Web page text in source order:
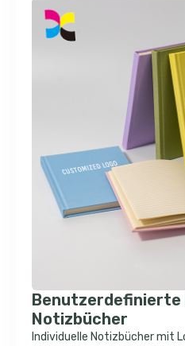
Benutzerdefinierte
Notizbücher
Individuelle Notizbücher mit